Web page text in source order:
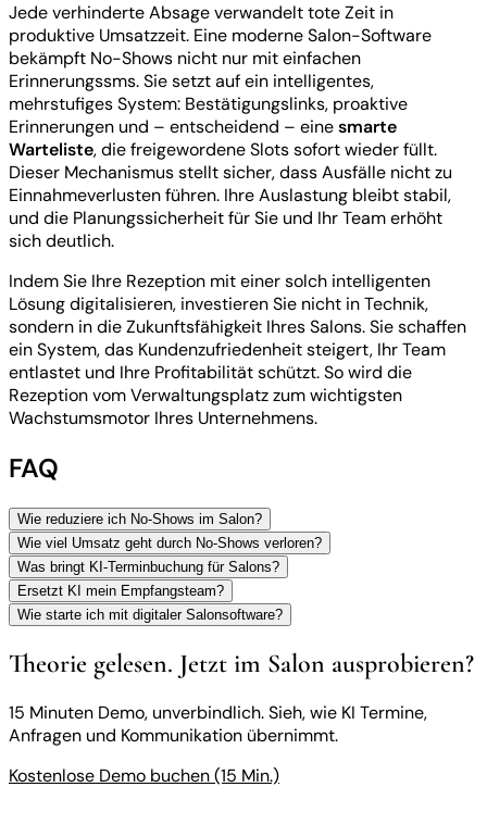
Jede verhinderte Absage verwandelt tote Zeit in
produktive Umsatzzeit. Eine moderne Salon-Software
bekämpft No-Shows nicht nur mit einfachen
Erinnerungssms. Sie setzt auf ein intelligentes,
mehrstufiges System: Bestätigungslinks, proaktive
Erinnerungen und – entscheidend – einesmarte
Warteliste, die freigewordene Slots sofort wieder füllt.
Dieser Mechanismus stellt sicher, dass Ausfälle nicht zu
Einnahmeverlusten führen. Ihre Auslastung bleibt stabil,
und die Planungssicherheit für Sie und Ihr Team erhöht
sich deutlich.
Indem Sie Ihre Rezeption mit einer solch intelligenten
Lösung digitalisieren, investieren Sie nicht in Technik,
sondern in die Zukunftsfähigkeit Ihres Salons. Sie schaffen
ein System, das Kundenzufriedenheit steigert, Ihr Team
entlastet und Ihre Profitabilität schützt. So wird die
Rezeption vom Verwaltungsplatz zum wichtigsten
Wachstumsmotor Ihres Unternehmens.
FAQ
Wie reduziere ich No-Shows im Salon?
Wie viel Umsatz geht durch No-Shows verloren?
Was bringt KI-Terminbuchung für Salons?
Ersetzt KI mein Empfangsteam?
Wie starte ich mit digitaler Salonsoftware?
Theorie gelesen. Jetzt im Salon ausprobieren?
15 Minuten Demo, unverbindlich. Sieh, wie KI Termine,
Anfragen und Kommunikation übernimmt.
Kostenlose Demo buchen (15 Min.)